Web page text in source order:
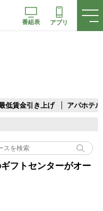
番組表 アプリ
低賃金引き上げ アパホテル
フトセンターがオー